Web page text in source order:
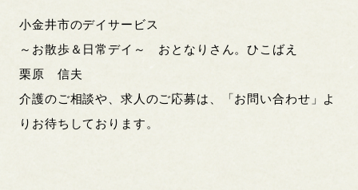
小金井市のデイサービス
～お散歩＆日常デイ～ おとなりさん。ひこばえ
栗原 信夫
介護のご相談や、求人のご応募は、「お問い合わせ」よ
りお待ちしております。